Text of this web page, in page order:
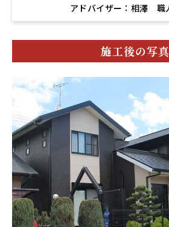
アドバイザー：相澤 職
施工後の写真